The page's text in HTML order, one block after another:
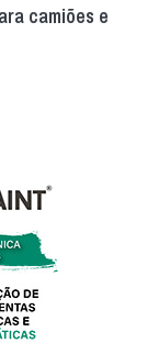
camiões e